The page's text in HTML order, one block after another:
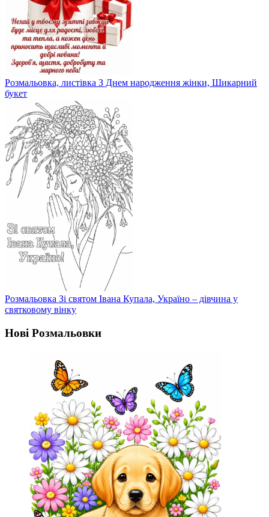
Розмальовка, листівка З Днем народження жінки, Шикарний
букет
Розмальовка Зі святом Івана Купала, Україно – дівчина у
святковому вінку
Нові Розмальовки